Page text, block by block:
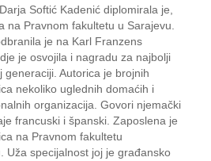
Softić Kadenić diplomirala je,
na Pravnom fakultetu u Sarajevu.
je na Karl Franzens
je osvojila i nagradu za najbolji
generaciji. Autorica je brojnih
nekoliko uglednih domaćih i
organizacija. Govori njemački
francuski i španski. Zaposlena je
na Pravnom fakultetu
Uža specijalnost joj je građansko